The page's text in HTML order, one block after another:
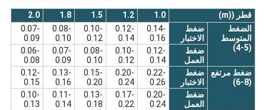
قطر ((m) 1.0
1.2
1.5
1.8
2.0
الضغط
المتوسط
(4-5)
ضغط
الاختبار
0.14-
0.16
0.12-
0.14
0.10-
0.12
0.08-
0.10
0.07-
0.09
ضغط
العمل
0.12-
0.14
0.10-
0.12
0.08-
0.10
0.07-
0.09
0.06-
0.08
ضغط مرتفع
(6-8)
ضغط
الاختبار
0.22-
0.26
0.20-
0.24
0.15-
0.20
0.13-
0.16
0.12-
0.15
ضغط
العمل
0.20-
0.24
0.17-
0.22
0.13-
0.18
0.11-
0.14
0.10-
0.13